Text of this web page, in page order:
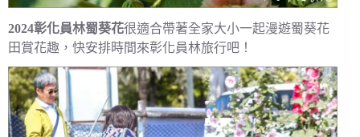
2024彰化員林蜀葵花很適合帶著全家大小一起漫遊蜀葵花
田賞花趣，快安排時間來彰化員林旅行吧！